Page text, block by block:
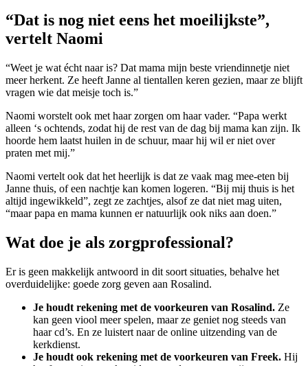
“Dat is nog niet eens het moeilijkste”,
vertelt Naomi
“Weet je wat écht naar is? Dat mama mijn beste vriendinnetje niet
meer herkent. Ze heeft Janne al tientallen keren gezien, maar ze blijft
vragen wie dat meisje toch is.”
Naomi worstelt ook met haar zorgen om haar vader. “Papa werkt
alleen ‘s ochtends, zodat hij de rest van de dag bij mama kan zijn. Ik
hoorde hem laatst huilen in de schuur, maar hij wil er niet over
praten met mij.”
Naomi vertelt ook dat het heerlijk is dat ze vaak mag mee-eten bij
Janne thuis, of een nachtje kan komen logeren. “Bij mij thuis is het
altijd ingewikkeld”, zegt ze zachtjes, alsof ze dat niet mag uiten,
“maar papa en mama kunnen er natuurlijk ook niks aan doen.”
Wat doe je als zorgprofessional?
Er is geen makkelijk antwoord in dit soort situaties, behalve het
overduidelijke: goede zorg geven aan Rosalind.
Je houdt rekening met de voorkeuren van Rosalind. Ze
kan geen viool meer spelen, maar ze geniet nog steeds van
haar cd’s. En ze luistert naar de online uitzending van de
kerkdienst.
Je houdt ook rekening met de voorkeuren van Freek. Hij